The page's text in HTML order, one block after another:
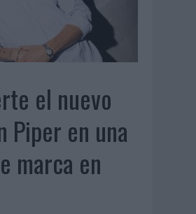
el nuevo
Piper en una
marca en